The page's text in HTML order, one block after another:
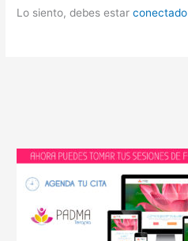
Lo siento, debes estarconectado